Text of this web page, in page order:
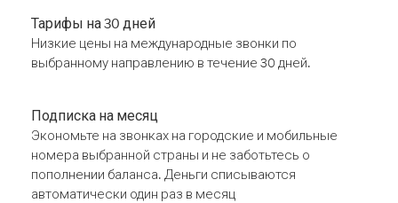
Тарифы на 30 дней
Низкие цены на международные звонки по
выбранному направлению в течение 30 дней.
Подписка на месяц
Экономьте на звонках на городские и мобильные
номера выбранной страны и не заботьтесь о
пополнении баланса. Деньги списываются
автоматически один раз в месяц